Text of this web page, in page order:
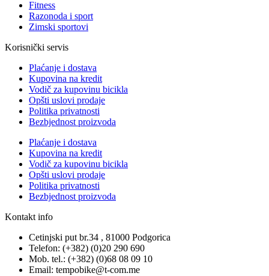
Fitness
Razonoda i sport
Zimski sportovi
Korisnički servis
Plaćanje i dostava
Kupovina na kredit
Vodič za kupovinu bicikla
Opšti uslovi prodaje
Politika privatnosti
Bezbjednost proizvoda
Plaćanje i dostava
Kupovina na kredit
Vodič za kupovinu bicikla
Opšti uslovi prodaje
Politika privatnosti
Bezbjednost proizvoda
Kontakt info
Cetinjski put br.34 , 81000 Podgorica
Telefon: (+382) (0)20 290 690
Mob. tel.: (+382) (0)68 08 09 10
Email: tempobike@t-com.me